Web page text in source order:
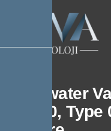
Backwater
DN100,